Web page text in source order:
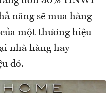
năng sẽ mua hàng
một thương hiệu
nhà hàng hay
đó.